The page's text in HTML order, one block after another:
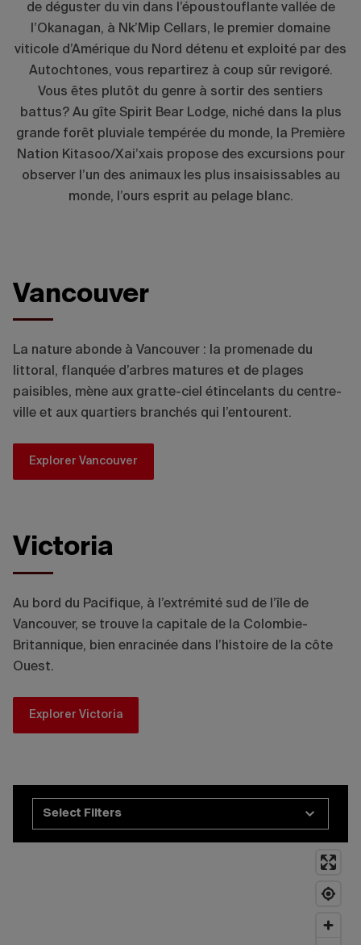
de déguster du vin dans l’époustouflante vallée de
l’Okanagan, à Nk’Mip Cellars, le premier domaine
viticole d’Amérique du Nord détenu et exploité par des
Autochtones, vous repartirez à coup sûr revigoré.
Vous êtes plutôt du genre à sortir des sentiers
battus? Au gîte Spirit Bear Lodge, niché dans la plus
grande forêt pluviale tempérée du monde, la Première
Nation Kitasoo/Xai’xais propose des excursions pour
observer l’un des animaux les plus insaisissables au
monde, l’ours esprit au pelage blanc.
Vancouver
La nature abonde à Vancouver : la promenade du
littoral, flanquée d’arbres matures et de plages
paisibles, mène aux gratte-ciel étincelants du centre-
ville et aux quartiers branchés qui l’entourent.
Explorer Vancouver
Victoria
Au bord du Pacifique, à l’extrémité sud de l’île de
Vancouver, se trouve la capitale de la Colombie-
Britannique, bien enracinée dans l’histoire de la côte
Ouest.
Explorer Victoria
Select Filters